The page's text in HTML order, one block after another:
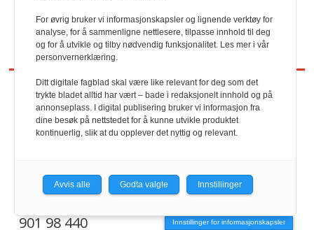
REDAKTØR
Geir Christiansen
901 98 440
Innstillinger for informasjonskapsler
For øvrig bruker vi informasjonskapsler og lignende verktøy for
analyse, for å sammenligne nettlesere, tilpasse innhold til deg
og for å utvikle og tilby nødvendig funksjonalitet. Les mer i vår
personvernerklæring.
Ditt digitale fagblad skal være like relevant for deg som det
trykte bladet alltid har vært – bade i redaksjonelt innhold og på
annonseplass. I digital publisering bruker vi informasjon fra
dine besøk på nettstedet for å kunne utvikle produktet
kontinuerlig, slik at du opplever det nyttig og relevant.
Avvis alle Godta valgte Innstillinger